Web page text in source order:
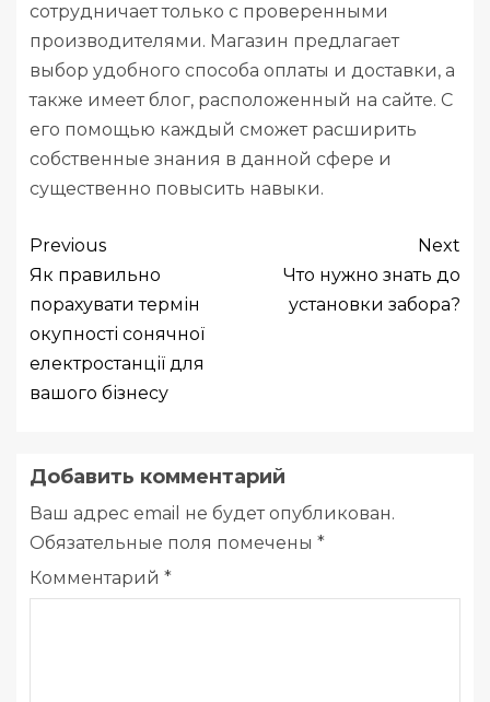
сотрудничает только с проверенными
производителями. Магазин предлагает
выбор удобного способа оплаты и доставки, а
также имеет блог, расположенный на сайте. С
его помощью каждый сможет расширить
собственные знания в данной сфере и
существенно повысить навыки.
Previous
Як правильно
порахувати термін
окупності сонячної
електростанції для
вашого бізнесу
Next
Что нужно знать до
установки забора?
Добавить комментарий
Ваш адрес email не будет опубликован.
Обязательные поля помечены *
Комментарий *